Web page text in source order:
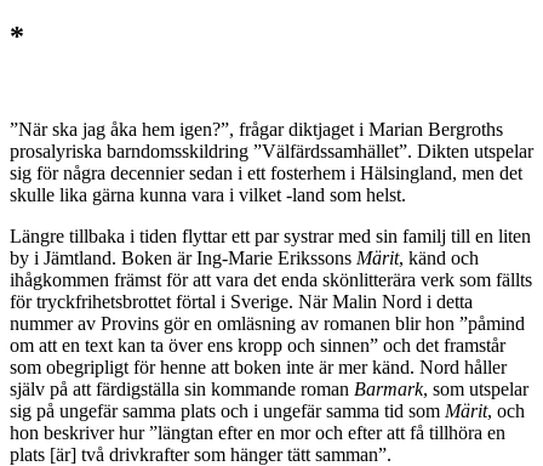
*
”När ska jag åka hem igen?”, frågar diktjaget i Marian Bergroths
prosalyriska barndomsskildring ”Välfärdssamhället”. Dikten utspelar
sig för några decennier sedan i ett fosterhem i Hälsingland, men det
skulle lika gärna kunna vara i vilket -land som helst.
Längre tillbaka i tiden flyttar ett par systrar med sin familj till en liten
by i Jämtland. Boken är Ing-Marie Erikssons Märit, känd och
ihågkommen främst för att vara det enda skönlitterära verk som fällts
för tryckfrihetsbrottet förtal i Sverige. När Malin Nord i detta
nummer av Provins gör en omläsning av romanen blir hon ”påmind
om att en text kan ta över ens kropp och sinnen” och det framstår
som obegripligt för henne att boken inte är mer känd. Nord håller
själv på att färdigställa sin kommande roman Barmark, som utspelar
sig på ungefär samma plats och i ungefär samma tid som Märit, och
hon beskriver hur ”längtan efter en mor och efter att få tillhöra en
plats [är] två drivkrafter som hänger tätt samman”.